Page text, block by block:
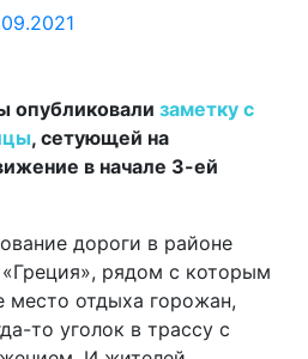
опубликовали заметку с
, сетующей на
в начале 3-ей
дороги в районе
рядом с которым
место отдыха горожан,
то уголок в трассу с